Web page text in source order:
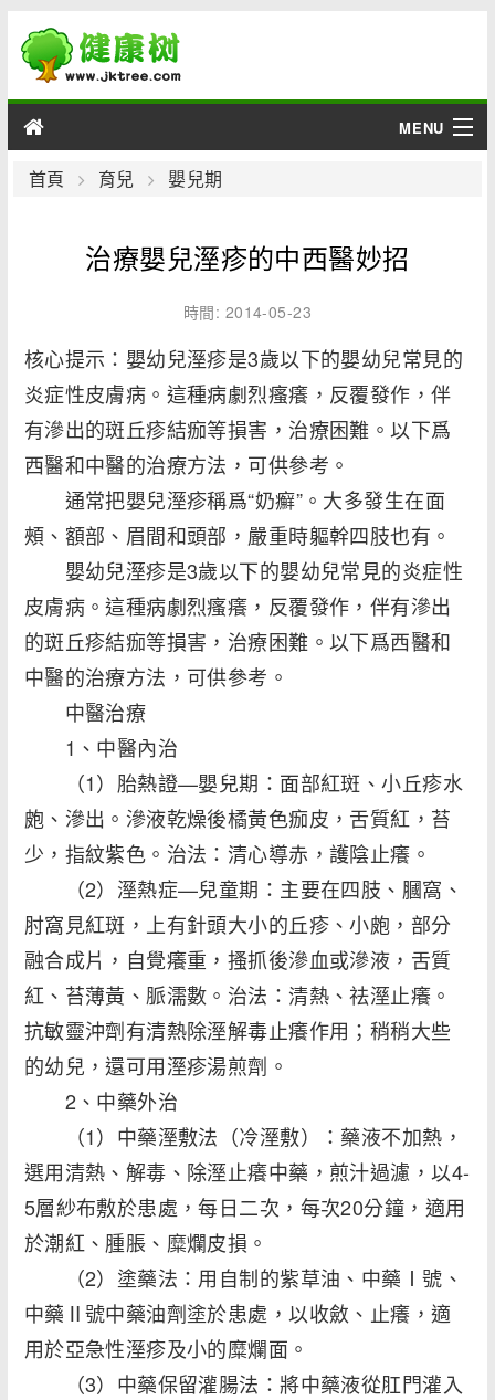
MENU
男性
綜合
疾病
首頁 育兒 嬰兒期
治療嬰兒溼疹的中西醫妙招
時間: 2014-05-23
核心提示：嬰幼兒溼疹是3歲以下的嬰幼兒常見的
炎症性皮膚病。這種病劇烈瘙癢，反覆發作，伴
有滲出的斑丘疹結痂等損害，治療困難。以下爲
西醫和中醫的治療方法，可供參考。
通常把嬰兒溼疹稱爲“奶癬”。大多發生在面
頰、額部、眉間和頭部，嚴重時軀幹四肢也有。
嬰幼兒溼疹是3歲以下的嬰幼兒常見的炎症性
皮膚病。這種病劇烈瘙癢，反覆發作，伴有滲出
的斑丘疹結痂等損害，治療困難。以下爲西醫和
中醫的治療方法，可供參考。
中醫治療
1、中醫內治
（1）胎熱證—嬰兒期：面部紅斑、小丘疹水
皰、滲出。滲液乾燥後橘黃色痂皮，舌質紅，苔
少，指紋紫色。治法：清心導赤，護陰止癢。
（2）溼熱症—兒童期：主要在四肢、膕窩、
肘窩見紅斑，上有針頭大小的丘疹、小皰，部分
融合成片，自覺癢重，搔抓後滲血或滲液，舌質
紅、苔薄黃、脈濡數。治法：清熱、祛溼止癢。
抗敏靈沖劑有清熱除溼解毒止癢作用；稍稍大些
的幼兒，還可用溼疹湯煎劑。
2、中藥外治
（1）中藥溼敷法（冷溼敷）：藥液不加熱，
選用清熱、解毒、除溼止癢中藥，煎汁過濾，以4-
5層紗布敷於患處，每日二次，每次20分鐘，適用
於潮紅、腫脹、糜爛皮損。
（2）塗藥法：用自制的紫草油、中藥Ⅰ號、
中藥Ⅱ號中藥油劑塗於患處，以收斂、止癢，適
用於亞急性溼疹及小的糜爛面。
（3）中藥保留灌腸法：將中藥液從肛門灌入